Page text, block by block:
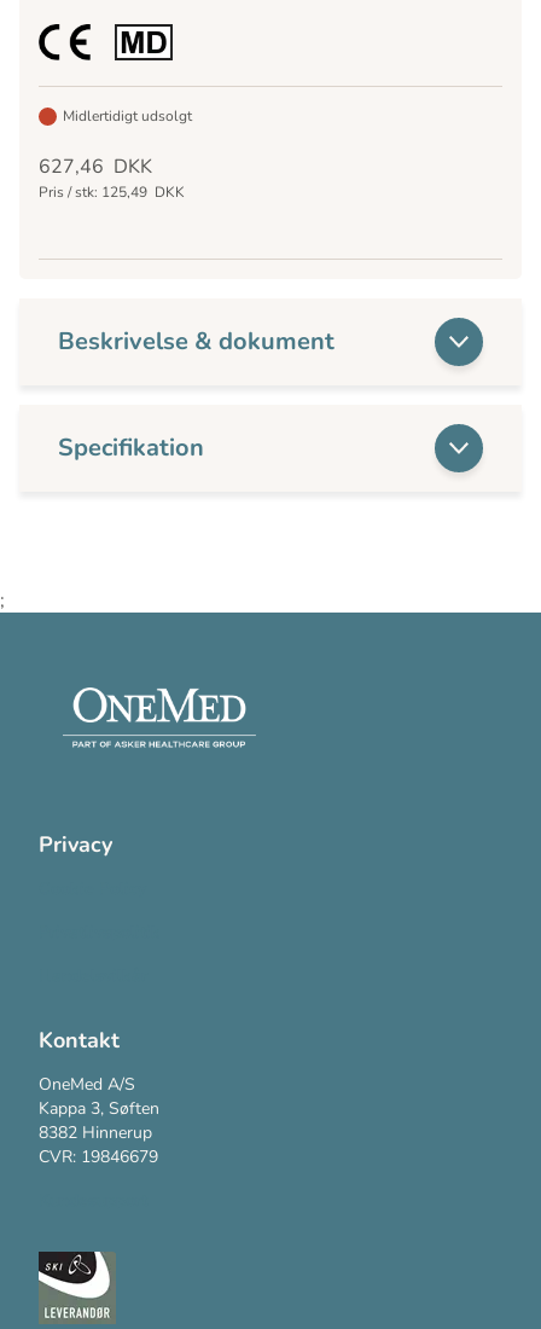
Midlertidigt udsolgt
627,46 DKK
Pris / stk: 125,49 DKK
Beskrivelse & dokument
Specifikation
;
Privacy
Kontakt
OneMed A/S
Kappa 3, Søften
8382 Hinnerup
CVR: 19846679